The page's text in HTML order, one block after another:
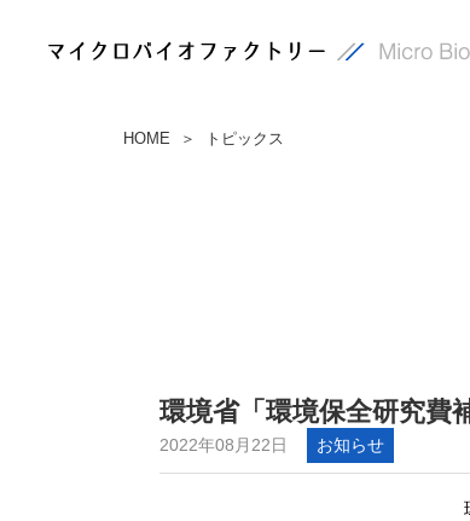
HOME ＞ トピックス
環境省「環境保全研究費
2022年08月22日 お知らせ